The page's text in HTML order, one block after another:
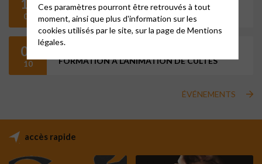
09 LES JEUDIS DU DEFAP
03
10 FORMATION À L’ANIMATION DE CULTES
ÉVÉNEMENTS
accès rapide
Ces paramètres pourront être retrouvés à tout
moment, ainsi que plus d'information sur les
cookies utilisés par le site, sur la page deMentions
légales.